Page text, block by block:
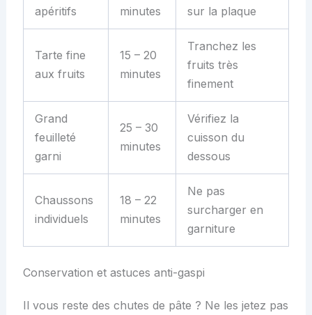
apéritifs
minutes
sur la plaque
Tarte fine
aux fruits
15 – 20
minutes
Tranchez les
fruits très
finement
Grand
feuilleté
garni
25 – 30
minutes
Vérifiez la
cuisson du
dessous
Chaussons
individuels
18 – 22
minutes
Ne pas
surcharger en
garniture
Conservation et astuces anti-gaspi
Il vous reste des chutes de pâte ? Ne les jetez pas